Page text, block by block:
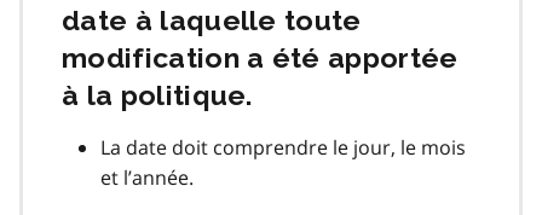
date à laquelle toute
modification a été apportée
à la politique.
La date doit comprendre le jour, le mois
et l’année.